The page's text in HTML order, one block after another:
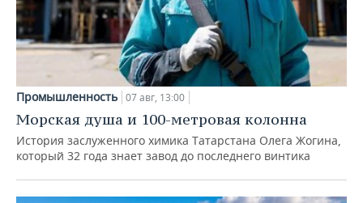
Промышленность 07 авг, 13:00
Морская душа и 100-метровая колонна
История заслуженного химика Татарстана Олега Жогина,
который 32 года знает завод до последнего винтика